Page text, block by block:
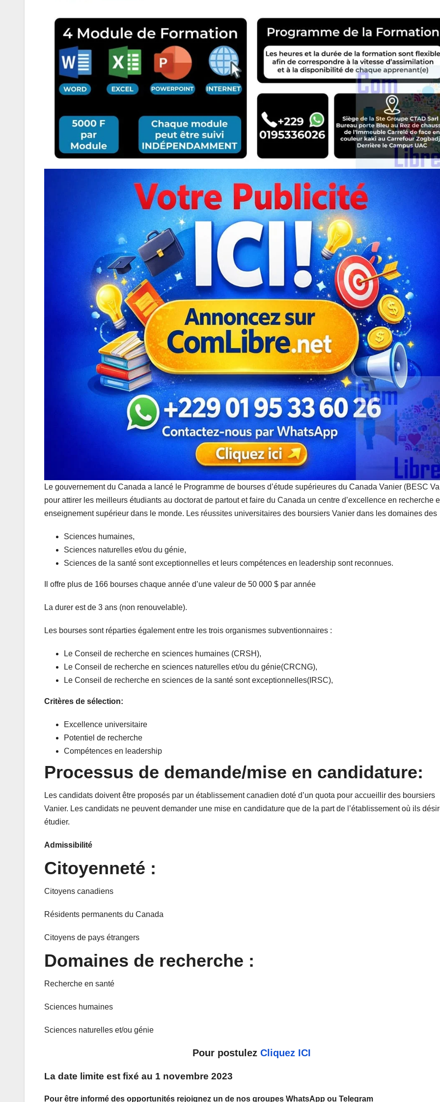
Le gouvernement du Canada a lancé le Programme de bourses d’étude supérieures du Canada Vanier (BESC
pour attirer les meilleurs étudiants au doctorat de partout et faire du Canada un centre d’excellence en recherche
enseignement supérieur dans le monde. Les réussites universitaires des boursiers Vanier dans les domaines des
Sciences humaines,
Sciences naturelles et/ou du génie,
Sciences de la santé sont exceptionnelles et leurs compétences en leadership sont reconnues.
Il offre plus de 166 bourses chaque année d’une valeur de 50 000 $ par année
La durer est de 3 ans (non renouvelable).
Les bourses sont réparties également entre les trois organismes subventionnaires :
Le Conseil de recherche en sciences humaines (CRSH),
Le Conseil de recherche en sciences naturelles et/ou du génie(CRCNG),
Le Conseil de recherche en sciences de la santé sont exceptionnelles(IRSC),
Critères de sélection:
Excellence universitaire
Potentiel de recherche
Compétences en leadership
Processus de demande/mise en candidature:
Les candidats doivent être proposés par un établissement canadien doté d’un quota pour accueillir des boursiers
Vanier. Les candidats ne peuvent demander une mise en candidature que de la part de l’établissement où ils
étudier.
Admissibilité
Citoyenneté :
Citoyens canadiens
Résidents permanents du Canada
Citoyens de pays étrangers
Domaines de recherche :
Recherche en santé
Sciences humaines
Sciences naturelles et/ou génie
Pour postulezCliquez ICI
La date limite est fixé au 1 novembre 2023
Pour être informé des opportunités rejoignez un de nos groupes WhatsApp ou Telegram